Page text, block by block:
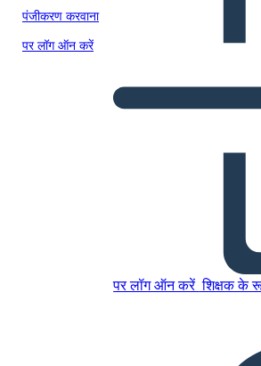
पंजीकरण करवाना
पर लॉग ऑन करें
पर लॉग ऑन करें शिक्षक के
डिस्कशन कार्ड
इस स्टोरीबोर्ड को कॉपी
स्टोरीबोर्ड बनाएं
मुझे पढ़कर